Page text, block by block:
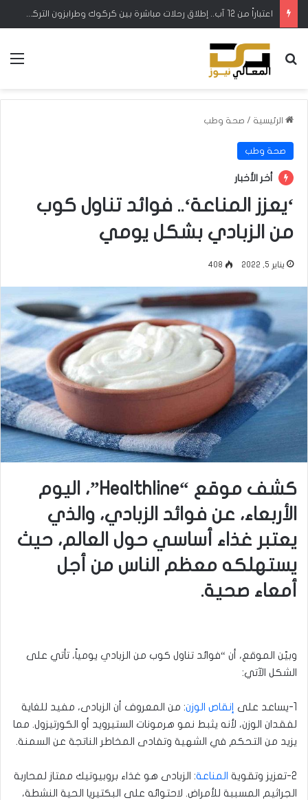
اعتباراً من 12 آب.. إطلاق رحلات مباشرة بين كركوك وطرابزون التركية
بحث عن
الرئيسية / صحة وطب
صحة وطب
أخر الأخبار
‘يعزز المناعة‘.. فوائد تناول كوب
من الزبادي بشكل يومي
يناير 5, 2022 408
كشف موقع “Healthline”، اليوم
الأربعاء، عن فوائد الزبادي، والذي
يعتبر غذاء أساسي حول العالم، حيث
يستهلكه معظم الناس من أجل
أمعاء صحية.
وبيّن الموقع، أن “فوائد تناول كوب من الزبادي يومياً، تأتي على
الشكل الآتي:
1-يساعد على إنقاص الوزن: من المعروف أن الزبادى، مفيد للغاية
لفقدان الوزن، لأنه يثبط نمو هرمونات الستيرويد أو الكورتيزول. مما
يزيد من التحكم في الشهية وتفادى المخاطر الناتجة عن السمنة.
2-تعزيز وتقوية المناعة: الزبادى هو غذاء بروبيوتيك ممتاز لمحاربة
الجراثيم المسببة للأمراض. لاحتوائه على البكتيريا الحية النشطة،